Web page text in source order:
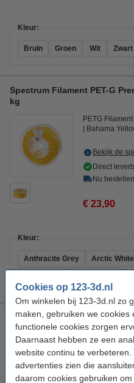
Cookies op 123-3d.nl
Om winkelen bij 123-3d.nl zo
maken, gebruiken we
functionele cookies zorgen
Daarnaast hebben ze een
website continu te
advertenties zien die
daarom cookies gebruiken
Kleur:
Bruin Groen Wit Zwart
Spectrum Filament PET-G
kg
PETG Filament
Bahama
Bekijk de
Direct
Nu
€ 23,90
Kleur:
Anthracite Grey Arctic White
Spectrum Filament PET-G
Bekijk de
Direct